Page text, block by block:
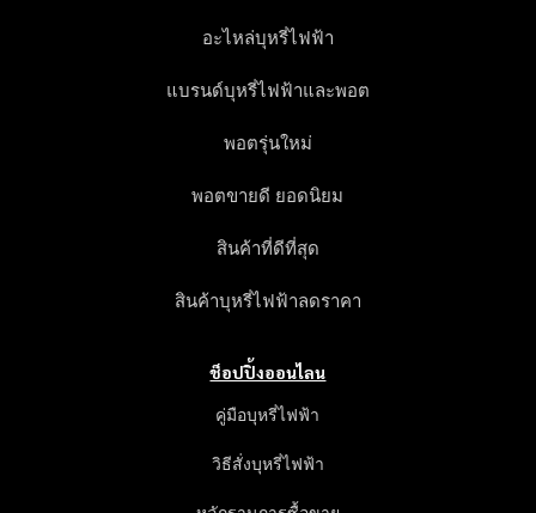
อะไหล่บุหรี่ไฟฟ้า
แบรนด์บุหรี่ไฟฟ้าและพอต
พอตรุ่นใหม่
พอตขายดี ยอดนิยม
สินค้าที่ดีที่สุด
สินค้าบุหรี่ไฟฟ้าลดราคา
ช็อปปิ้งออนไลน
คู่มือบุหรี่ไฟฟ้า
วิธีสั่งบุหรี่ไฟฟ้า